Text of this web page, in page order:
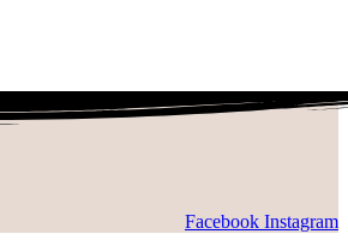
Facebook Instagram